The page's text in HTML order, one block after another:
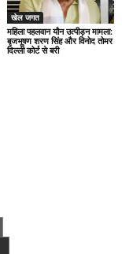
खेल जगत
महिला पहलवान यौन उत्पीड़न मामला:
बृजभूषण शरण सिंह और विनोद तोमर
दिल्ली कोर्ट से बरी